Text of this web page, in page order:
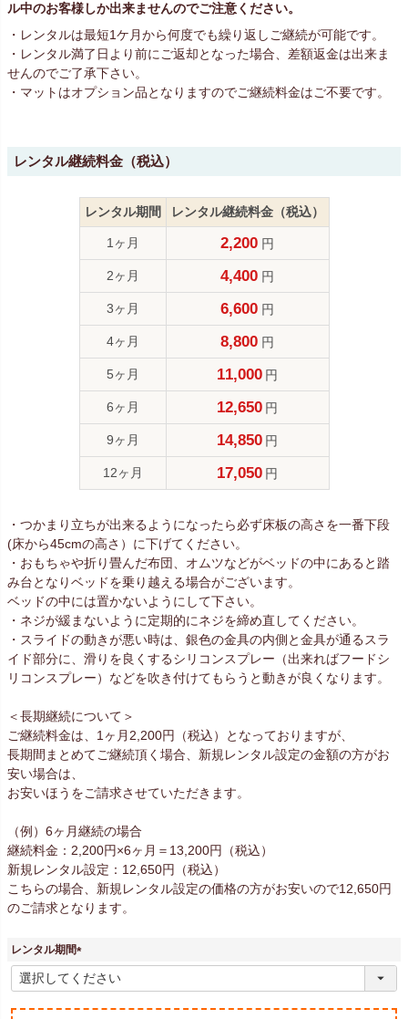
ル中のお客様しか出来ませんのでご注意ください。
・レンタルは最短1ケ月から何度でも繰り返しご継続が可能です。
・レンタル満了日より前にご返却となった場合、差額返金は出来ま
せんのでご了承下さい。
・マットはオプション品となりますのでご継続料金はご不要です。
レンタル継続料金（税込）
レンタル期間 レンタル継続料金（税込）
1ヶ月 2,200 円
2ヶ月 4,400 円
3ヶ月 6,600 円
4ヶ月 8,800 円
5ヶ月 11,000 円
6ヶ月 12,650 円
9ヶ月 14,850 円
12ヶ月 17,050 円
・つかまり立ちが出来るようになったら必ず床板の高さを一番下段
(床から45cmの高さ）に下げてください。
・おもちゃや折り畳んだ布団、オムツなどがベッドの中にあると踏
み台となりベッドを乗り越える場合がございます。
ベッドの中には置かないようにして下さい。
・ネジが緩まないように定期的にネジを締め直してください。
・スライドの動きが悪い時は、銀色の金具の内側と金具が通るスラ
イド部分に、滑りを良くするシリコンスプレー（出来ればフードシ
リコンスプレー）などを吹き付けてもらうと動きが良くなります。
＜長期継続について＞
ご継続料金は、1ヶ月2,200円（税込）となっておりますが、
長期間まとめてご継続頂く場合、新規レンタル設定の金額の方がお
安い場合は、
お安いほうをご請求させていただきます。
（例）6ヶ月継続の場合
継続料金：2,200円×6ヶ月＝13,200円（税込）
新規レンタル設定：12,650円（税込）
こちらの場合、新規レンタル設定の価格の方がお安いので12,650円
のご請求となります。
レンタル期間
(
必